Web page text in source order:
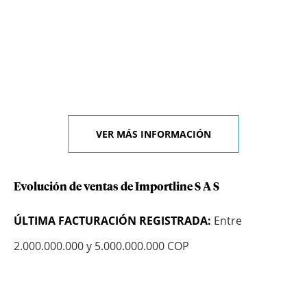
VER MÁS INFORMACIÓN
Evolución de ventas de Importline S A S
ÚLTIMA FACTURACIÓN REGISTRADA: Entre
2.000.000.000 y 5.000.000.000 COP